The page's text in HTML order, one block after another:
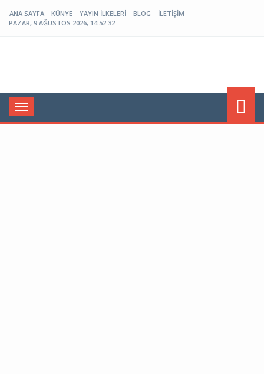
ANA SAYFA KÜNYE YAYIN İLKELERI BLOG
İLETIŞIM
PAZAR, 9 AĞUSTOS 2026, 14:52:33
Menü